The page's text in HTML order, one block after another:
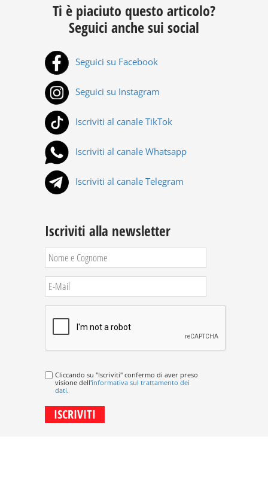
Ti è piaciuto questo articolo?
Seguici anche sui social
Seguici su Facebook
Seguici su Instagram
Iscriviti al canale TikTok
Iscriviti al canale Whatsapp
Iscriviti al canale Telegram
Iscriviti alla newsletter
Cliccando su "Iscriviti" confermo di aver preso
visione dell'informativa sul trattamento dei
dati.